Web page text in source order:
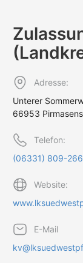
Adresse:
Unterer
66953 Pirmasens
Telefon:
(06331) 809-266
Website:
E-Mail